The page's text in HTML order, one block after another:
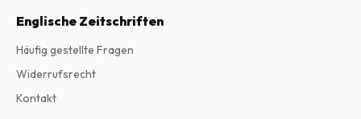
Englische Zeitschriften
Häufig gestellte Fragen
Widerrufsrecht
Kontakt